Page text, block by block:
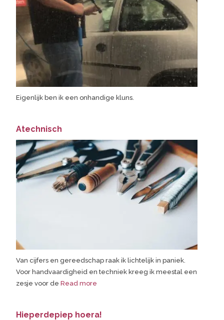
Eigenlijk ben ik een onhandige kluns.
Atechnisch
Van cijfers en gereedschap raak ik lichtelijk in paniek.
Voor handvaardigheid en techniek kreeg ik meestal een
zesje voor deRead more
Hieperdepiep hoera!